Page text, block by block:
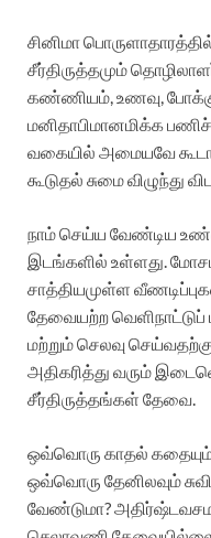
சினிமா
சீர்திருத்தமும்
கண்ணியம், உணவு,
மனிதாபிமானமிக்க
வகையில் அமையவே
கூடுதல் சுமை விழுந்து
நாம் செய்ய வேண்டிய
இடங்களில் உள்ளது.
சாத்தியமுள்ள
தேவையற்ற
மற்றும் செலவு
அதிகரித்து வரும்
சீர்திருத்தங்கள் தேவை.
ஒவ்வொரு காதல் கதையும்
ஒவ்வொரு தேனிலவும்
வேண்டுமா?